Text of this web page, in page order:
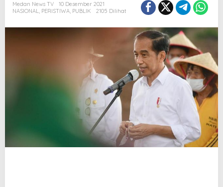
Medan News TV
10 Desember 2021
NASIONAL, PERISTIWA, PUBLIK 2105 Dilihat